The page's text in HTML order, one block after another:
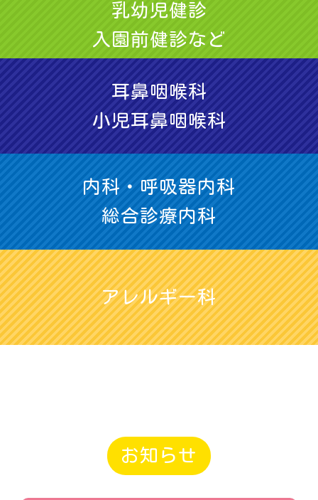
乳幼児健診
入園前健診など
耳鼻咽喉科
小児耳鼻咽喉科
内科・呼吸器内科
総合診療内科
アレルギー科
お知らせ